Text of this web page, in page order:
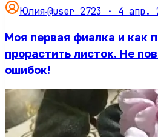
Юлия·@user_2723 · 4 апр.
Моя первая фиалка и как
прорастить листок. Не
ошибок!